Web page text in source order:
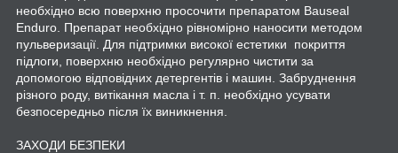
необхідно всю поверхню просочити препаратом Bauseal
Enduro. Препарат необхідно рівномірно наносити методом
пульверизації. Для підтримки високої естетики покриття
підлоги, поверхню необхідно регулярно чистити за
допомогою відповідних детергентів і машин. Забруднення
різного роду, витікання масла і т. п. необхідно усувати
безпосередньо після їх виникнення.
ЗАХОДИ БЕЗПЕКИ